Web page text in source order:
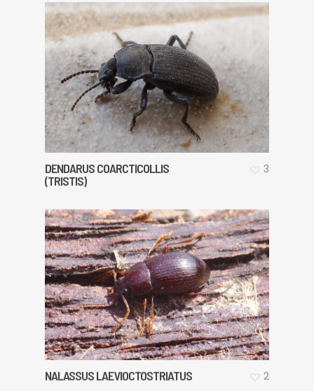
DENDARUS COARCTICOLLIS
(TRISTIS)
3
NALASSUS LAEVIOCTOSTRIATUS 2